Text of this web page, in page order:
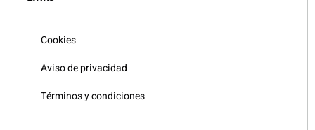
Cookies
Aviso de privacidad
Términos y condiciones